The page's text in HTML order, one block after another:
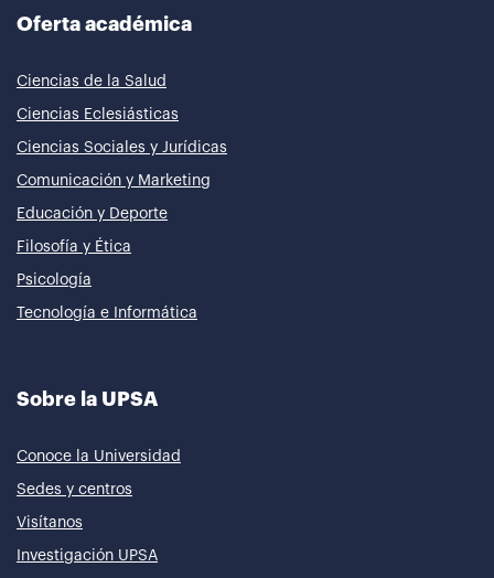
Oferta académica
Ciencias de la Salud
Ciencias Eclesiásticas
Ciencias Sociales y Jurídicas
Comunicación y Marketing
Educación y Deporte
Filosofía y Ética
Psicología
Tecnología e Informática
Sobre la UPSA
Conoce la Universidad
Sedes y centros
Visítanos
Investigación UPSA